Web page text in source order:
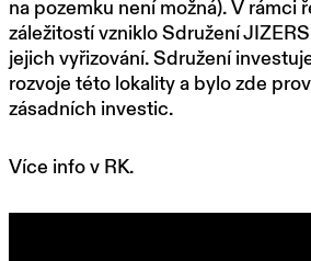
na pozemku není možná). V rámci
záležitostí vzniklo Sdružení
jejich vyřizování. Sdružení
rozvoje této lokality a bylo zde
zásadních investic.
Více info v RK.